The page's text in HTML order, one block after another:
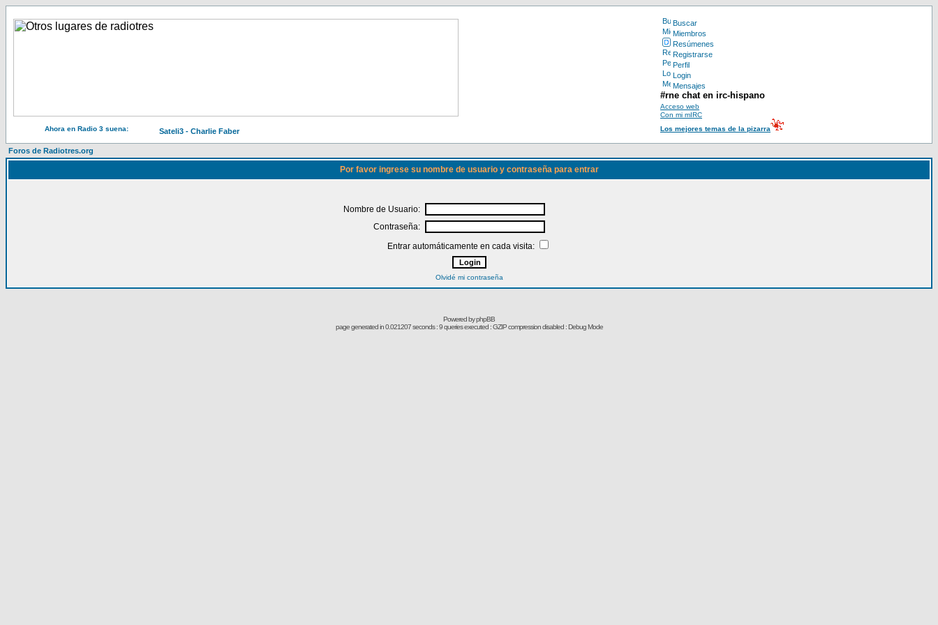
Buscar
Miembros
Resúmenes
Registrarse
Perfil
Login
Mensajes
#rne chat en irc-hispano
Acceso web
Con mi mIRC
Ahora en Radio 3 suena:
Sateli3 - Charlie Faber Los mejores temas de la pizarra
Foros de Radiotres.org
Por favor ingrese su nombre de usuario y contraseña para entrar
Nombre de Usuario:
Contraseña:
Entrar automáticamente en cada visita:
Olvidé mi contraseña
Powered byphpBB
page generated in 0.021207 seconds : 9 queries executed : GZIP compression disabled : Debug Mode